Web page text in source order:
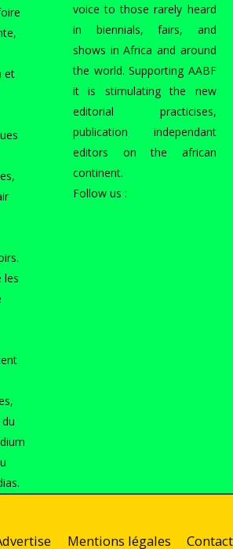
et
les
voice to those rarely heard
in biennials, fairs, and
shows in Africa and around
the world. Supporting AABF
it is stimulating the new
editorial practicises,
publication independant
editors on the african
continent.
Follow us :
Mentions légales Contact